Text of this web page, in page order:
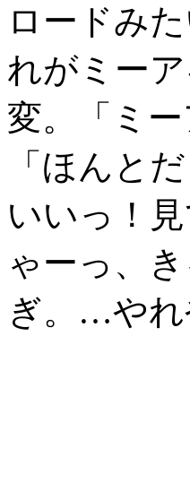
ロードみ
れがミー
変。「ミ
「ほんと
いいっ！
ゃーっ、
ぎ。…やれ